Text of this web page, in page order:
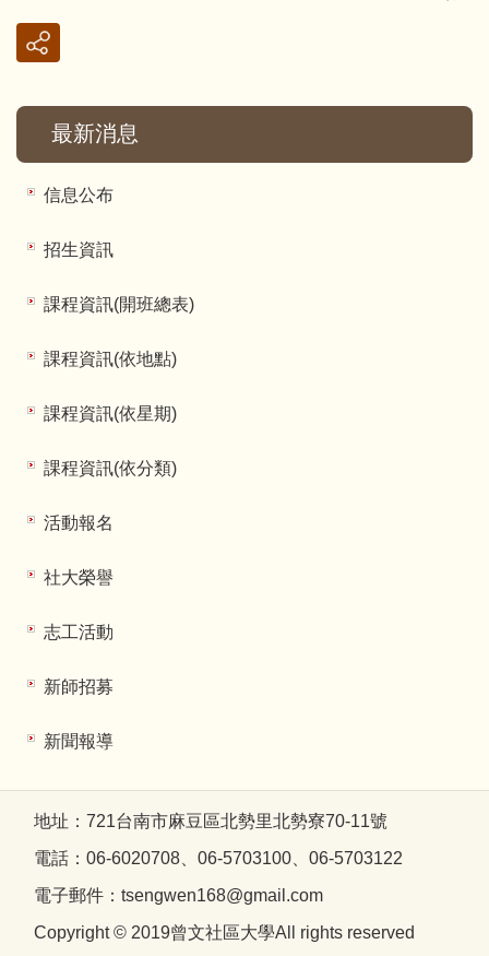
最新消息
信息公布
招生資訊
課程資訊(開班總表)
課程資訊(依地點)
課程資訊(依星期)
課程資訊(依分類)
活動報名
社大榮譽
志工活動
新師招募
新聞報導
地址：721台南市麻豆區北勢里北勢寮70-11號
電話：06-6020708、06-5703100、06-5703122
電子郵件：tsengwen168@gmail.com
Copyright © 2019曾文社區大學All rights reserved